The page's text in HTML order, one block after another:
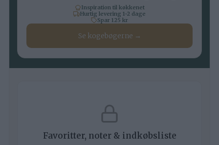
Inspiration til køkkenet
Hurtig levering 1-2 dage
Spar 125 kr
Se kogebøgerne →
Favoritter, noter & indkøbsliste